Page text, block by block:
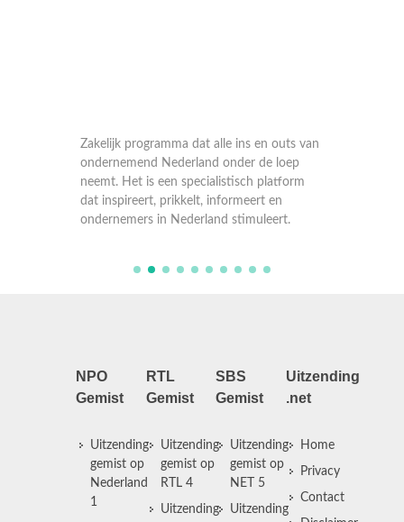
Zakelijk programma dat alle ins en outs van
ondernemend Nederland onder de loep
neemt. Het is een specialistisch platform
dat inspireert, prikkelt, informeert en
ondernemers in Nederland stimuleert.
NPO
Gemist
Uitzending
gemist op
Nederland
1
RTL
Gemist
Uitzending
gemist op
RTL 4
Uitzending
SBS
Gemist
Uitzending
gemist op
NET 5
Uitzending
Uitzending
.net
Home
Privacy
Contact